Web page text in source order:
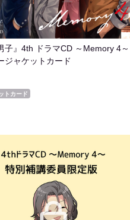
子』4th ドラマCD ～Memory 4～
ジャケットカード
トカード